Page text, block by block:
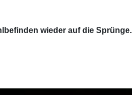
wieder auf die Sprünge.